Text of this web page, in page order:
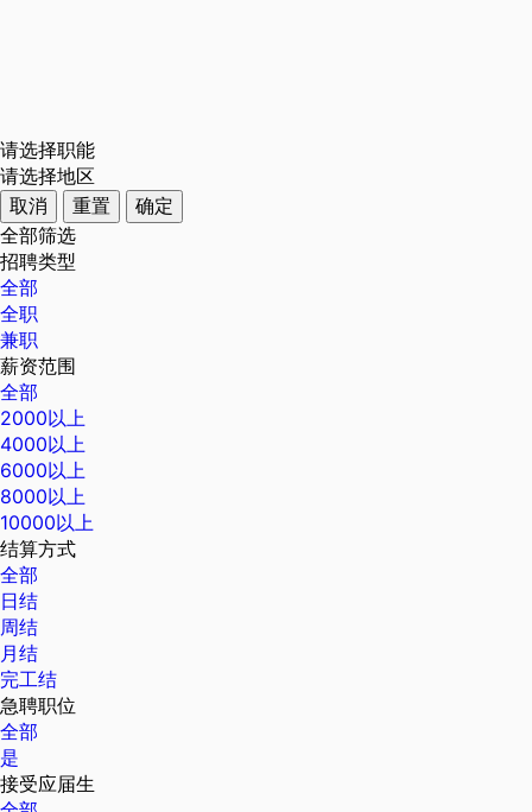
请选择职能
请选择地区
取消
重置
确定
全部筛选
招聘类型
全部
全职
兼职
薪资范围
全部
2000以上
4000以上
6000以上
8000以上
10000以上
结算方式
全部
日结
周结
月结
完工结
急聘职位
全部
是
接受应届生